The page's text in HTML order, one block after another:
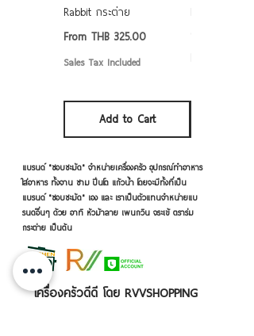
Rabbit กระต่าย
From THB 325.00
Sale Price
Sales Tax Included
Add to Cart
แบรนด์ "ชอบชะมัด" จำหน่ายเครื่องครัว อุปกรณ์ทำอาหาร
ใส่อาหาร ทั้งจาน ชาม ปิ่นโต แก้วน้ำ โดยจะมีทั้งที่เป็น
แบรนด์ "ชอบชะมัด" เอง และ เราเป็นตัวแทนจำหน่ายแบ
รนด์อื่นๆ ด้วย อาทิ หัวม้าลาย เพนกวิน จระเข้ ตราร่ม
กระต่าย เป็นต้น
เครื่องครัวดีดี โดย RVVSHOPPING